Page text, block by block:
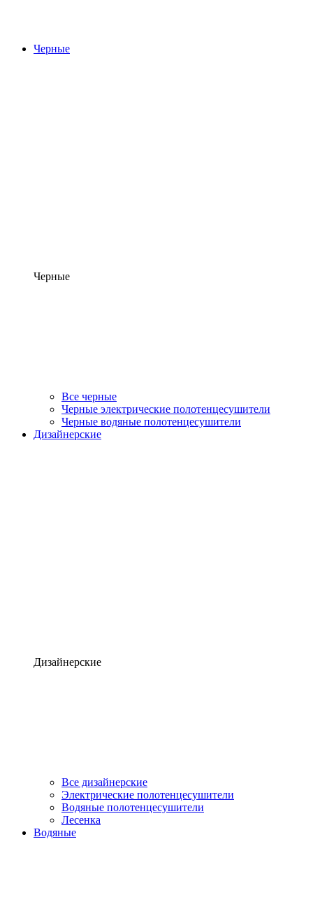
Черные
Черные
Все черные
Черные электрические полотенцесушители
Черные водяные полотенцесушители
Дизайнерские
Дизайнерские
Все дизайнерские
Электрические полотенцесушители
Водяные полотенцесушители
Лесенка
Водяные